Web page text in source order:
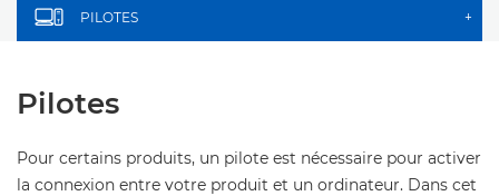
PILOTES +
Pilotes
Pour certains produits, un pilote est nécessaire pour activer
la connexion entre votre produit et un ordinateur. Dans cet